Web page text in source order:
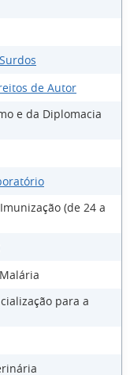
de Autor
e da Diplomacia
(de 24 a
para a